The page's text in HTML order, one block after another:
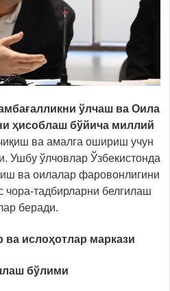
ўлчаш ва Оила
ҳисоблаш бўйича миллий
ва амалга ошириш учун
Ушбу ўлчовлар Ўзбекистонда
ва оилалар фаровонлигини
тадбирларни белгилаш
беради.
ва ислоҳотлар маркази
бўлими